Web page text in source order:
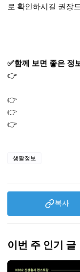
로 확인하시길 권장
✅함께 보면 좋은 정
👉
👉
👉
👉
생활정보
복사
이번 주 인기 글